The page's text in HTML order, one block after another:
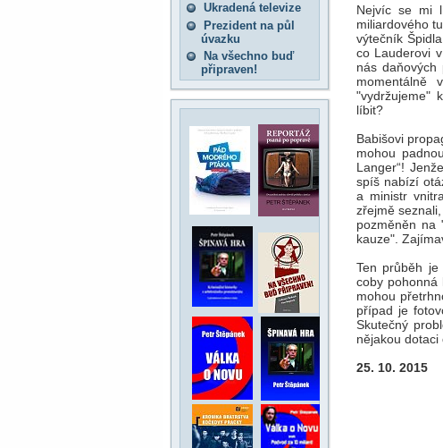
Ukradená televize
Prezident na půl
úvazku
Na všechno buď
připraven!
Nejvíc se mi
miliardového
výtečník
co Lauderovi
nás daňových
momentálně
"vydržujeme"
líbit?
Babišovi
mohou
Langer“!
spíš nabízí
a ministr
zřejmě
pozměněn na
kauze".
Ten průběh je
coby
mohou
případ je
Skutečný
nějakou dotaci
25. 10. 2015